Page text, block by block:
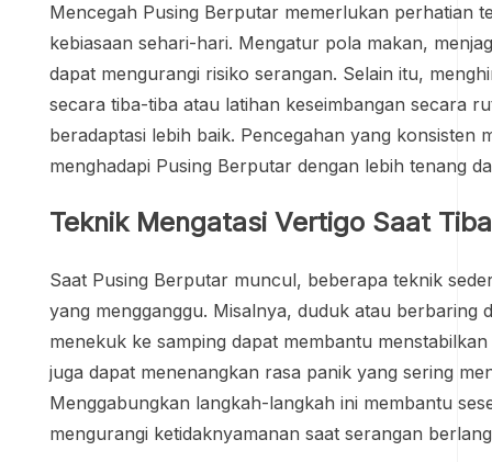
Mencegah Pusing Berputar memerlukan perhatian
kebiasaan sehari-hari. Mengatur pola makan,
dapat mengurangi risiko serangan. Selain itu,
secara tiba-tiba atau latihan keseimbangan secara
beradaptasi lebih baik. Pencegahan yang konsisten
menghadapi Pusing Berputar dengan lebih tenang
Teknik Mengatasi Vertigo Saat
Saat Pusing Berputar muncul, beberapa teknik
yang mengganggu. Misalnya, duduk atau berbaring
menekuk ke samping dapat membantu
juga dapat menenangkan rasa panik yang sering
Menggabungkan langkah-langkah ini membantu
mengurangi ketidaknyamanan saat serangan